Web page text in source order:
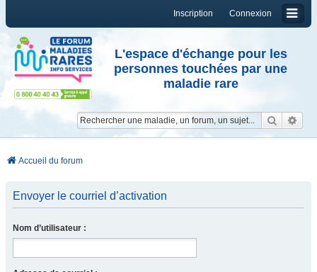
Connexion
Inscription
L'espace d'échange pour les
personnes touchées par une
maladie rare
Accueil du forum
Envoyer le courriel d’activation
Nom d’utilisateur :